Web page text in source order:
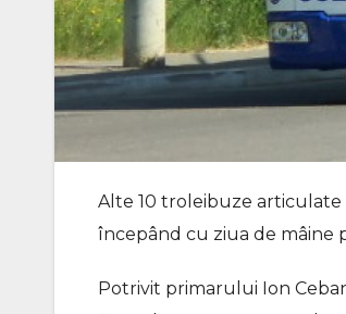
Alte 10 troleibuze articulate
începând cu ziua de mâine
Potrivit primarului Ion